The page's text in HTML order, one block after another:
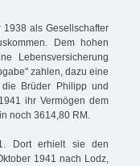
als Gesellschafter
Dem hohen
Lebensversicherung
zahlen, dazu eine
die Brüder Philipp und
ihr Vermögen dem
noch 3614,80 RM.
Dort erhielt sie den
1941 nach Lodz,